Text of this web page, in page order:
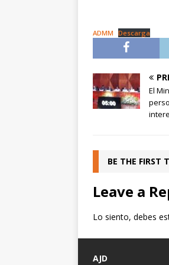
ADMM Descarga
El
BE THE FIRST
Leave a
Lo siento, debes
AJD